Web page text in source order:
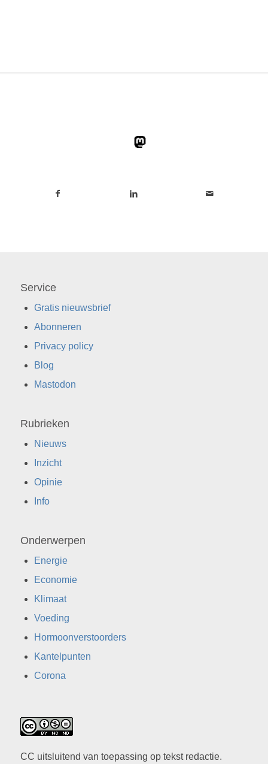
Service
Gratis nieuwsbrief
Abonneren
Privacy policy
Blog
Mastodon
Rubrieken
Nieuws
Inzicht
Opinie
Info
Onderwerpen
Energie
Economie
Klimaat
Voeding
Hormoonverstoorders
Kantelpunten
Corona
CC uitsluitend van toepassing op tekst redactie.